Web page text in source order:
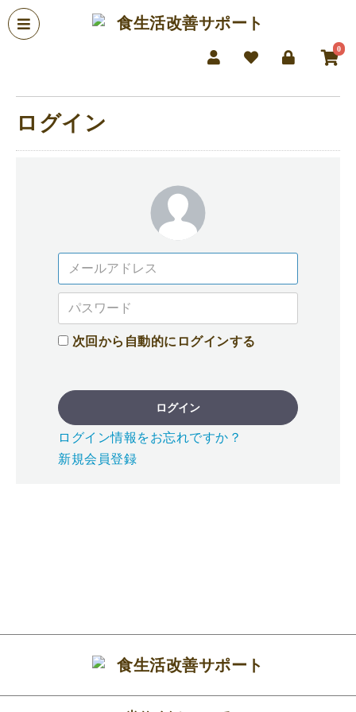
食生活改善サポート
0
ログイン
次回から自動的にログインする
ログイン
ログイン情報をお忘れですか？
新規会員登録
食生活改善サポート